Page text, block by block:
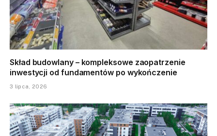
Skład budowlany – kompleksowe zaopatrzenie
inwestycji od fundamentów po wykończenie
3 lipca, 2026